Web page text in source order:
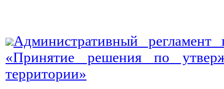
Административный регламент
«Принятие решения по
территории»